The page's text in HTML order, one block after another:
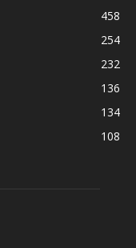
458
254
232
136
134
108